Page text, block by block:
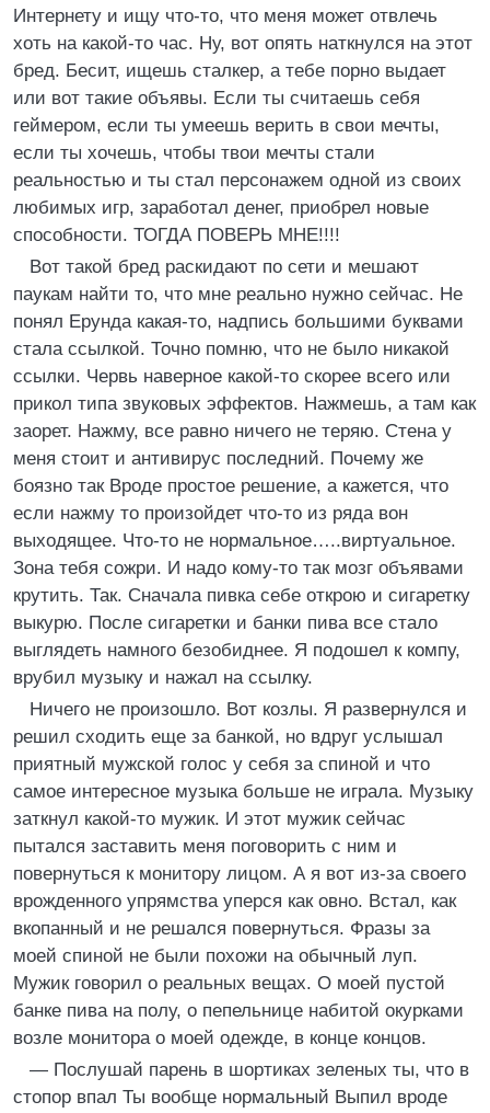
Интернету и ищу что-то, что меня может отвлечь
хоть на какой-то час. Ну, вот опять наткнулся на этот
бред. Бесит, ищешь сталкер, а тебе порно выдает
или вот такие объявы. Если ты считаешь себя
геймером, если ты умеешь верить в свои мечты,
если ты хочешь, чтобы твои мечты стали
реальностью и ты стал персонажем одной из своих
любимых игр, заработал денег, приобрел новые
способности. ТОГДА ПОВЕРЬ МНЕ!!!!
Вот такой бред раскидают по сети и мешают
паукам найти то, что мне реально нужно сейчас. Не
понял Ерунда какая-то, надпись большими буквами
стала ссылкой. Точно помню, что не было никакой
ссылки. Червь наверное какой-то скорее всего или
прикол типа звуковых эффектов. Нажмешь, а там как
заорет. Нажму, все равно ничего не теряю. Стена у
меня стоит и антивирус последний. Почему же
боязно так Вроде простое решение, а кажется, что
если нажму то произойдет что-то из ряда вон
выходящее. Что-то не нормальное…..виртуальное.
Зона тебя сожри. И надо кому-то так мозг объявами
крутить. Так. Сначала пивка себе открою и сигаретку
выкурю. После сигаретки и банки пива все стало
выглядеть намного безобиднее. Я подошел к компу,
врубил музыку и нажал на ссылку.
Ничего не произошло. Вот козлы. Я развернулся и
решил сходить еще за банкой, но вдруг услышал
приятный мужской голос у себя за спиной и что
самое интересное музыка больше не играла. Музыку
заткнул какой-то мужик. И этот мужик сейчас
пытался заставить меня поговорить с ним и
повернуться к монитору лицом. А я вот из-за своего
врожденного упрямства уперся как овно. Встал, как
вкопанный и не решался повернуться. Фразы за
моей спиной не были похожи на обычный луп.
Мужик говорил о реальных вещах. О моей пустой
банке пива на полу, о пепельнице набитой окурками
возле монитора о моей одежде, в конце концов.
— Послушай парень в шортиках зеленых ты, что в
стопор впал Ты вообще нормальный Выпил вроде